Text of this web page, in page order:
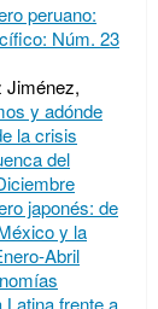
peruano:
Núm. 23
Jiménez,
y adónde
la crisis
del
japonés: de
y la
Abril
frente a